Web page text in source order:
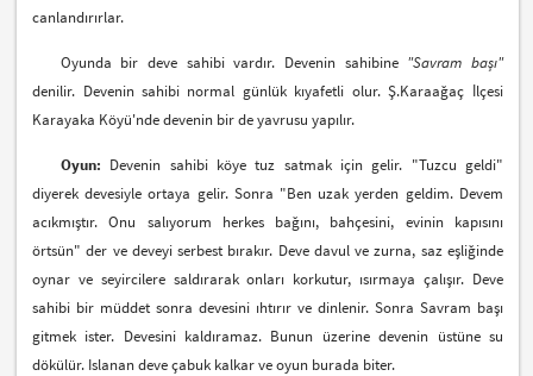
canlandırırlar.
Oyunda bir deve sahibi vardır. Devenin sahibine "Savram başı"
denilir. Devenin sahibi normal günlük kıyafetli olur. Ş.Karaağaç İlçesi
Karayaka Köyü'nde devenin bir de yavrusu yapılır.
Oyun: Devenin sahibi köye tuz satmak için gelir. "Tuzcu geldi"
diyerek devesiyle ortaya gelir. Sonra "Ben uzak yerden geldim. Devem
acıkmıştır. Onu salıyorum herkes bağını, bahçesini, evinin kapısını
örtsün" der ve deveyi serbest bırakır. Deve davul ve zurna, saz eşliğinde
oynar ve seyircilere saldırarak onları korkutur, ısırmaya çalışır. Deve
sahibi bir müddet sonra devesini ıhtırır ve dinlenir. Sonra Savram başı
gitmek ister. Devesini kaldıramaz. Bunun üzerine devenin üstüne su
dökülür. Islanan deve çabuk kalkar ve oyun burada biter.